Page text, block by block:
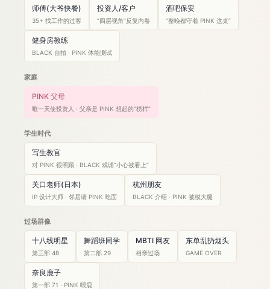
师傅(大爷快餐)
35+ 找工作的过客
投资人/客户
“四层视角”反复内卷
酒吧保安
“整晚都守着 PINK 这桌”
健身房教练
BLACK 自拍 · PINK 体能测试
家庭
PINK 父母
唯一天使投资人 · 父亲是 PINK 想起的”榜样”
学生时代
写生教官
对 PINK 很照顾 · BLACK 戏谑”小心被看上”
关口老师(日本)
IP 设计大师 · 邻居请 PINK 吃面
杭州朋友
BLACK 介绍 · PINK 被模大腿
过场群像
十八线明星
第三部 48
舞蹈班同学
第二部 29
MBTI 网友
相亲过场
东单乱扔烟头
GAME OVER
奈良鹿子
第一部 71 · PINK 喂鹿